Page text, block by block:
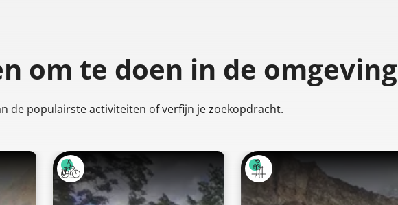
om te doen in de omgeving
de populairste activiteiten of verfijn je zoekopdracht.